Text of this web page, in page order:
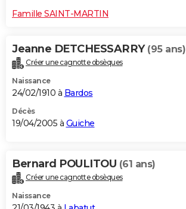
Famille SAINT-MARTIN
Jeanne DETCHESSARRY (95 ans)
Créer une cagnotte obsèques
Naissance
24/02/1910 à Bardos
Décès
19/04/2005 à Guiche
Bernard POULITOU (61 ans)
Créer une cagnotte obsèques
Naissance